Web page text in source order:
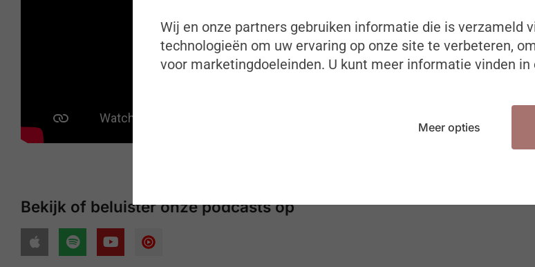
Bekijk of beluister onze podcasts op
Wij en onze partners gebruiken informatie die is verzameld
technologieën om uw ervaring op onze site te verbeteren,
voor marketingdoeleinden. U kunt meer informatie vinden in
Meer opties